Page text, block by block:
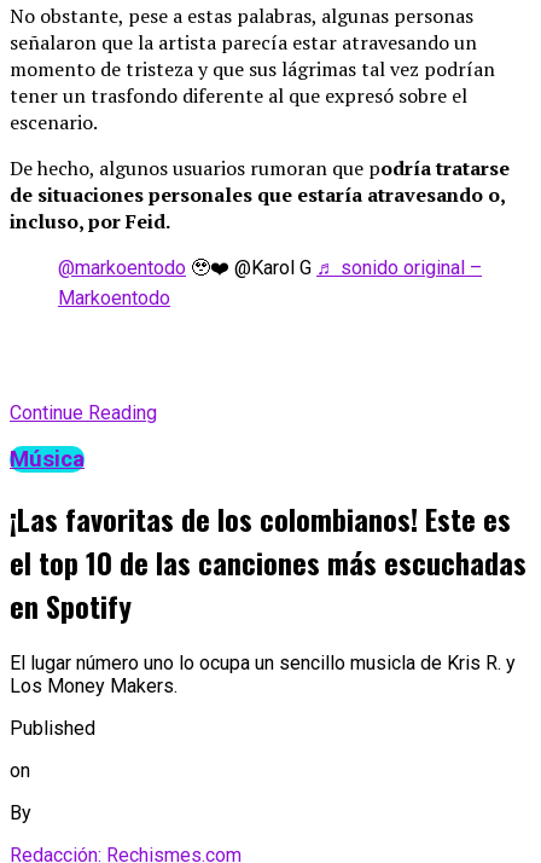
No obstante, pese a estas palabras, algunas personas
señalaron que la artista parecía estar atravesando un
momento de tristeza y que sus lágrimas tal vez podrían
tener un trasfondo diferente al que expresó sobre el
escenario.
De hecho, algunos usuarios rumoran que podría tratarse
de situaciones personales que estaría atravesando o,
incluso, por Feid.
@markoentodo 🥹❤️ @Karol G ♬ sonido original –
Markoentodo
Continue Reading
Música
¡Las favoritas de los colombianos! Este es
el top 10 de las canciones más escuchadas
en Spotify
El lugar número uno lo ocupa un sencillo musicla de Kris R. y
Los Money Makers.
Published
on
By
Redacción: Rechismes.com